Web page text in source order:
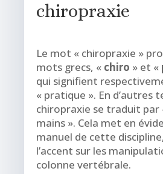
chiropraxie
Le mot « chiropraxie »
mots grecs, « chiro » et «
qui signifient
« pratique ». En d’autres
chiropraxie se traduit par
mains ». Cela met en
manuel de cette
l’accent sur les
colonne vertébrale.